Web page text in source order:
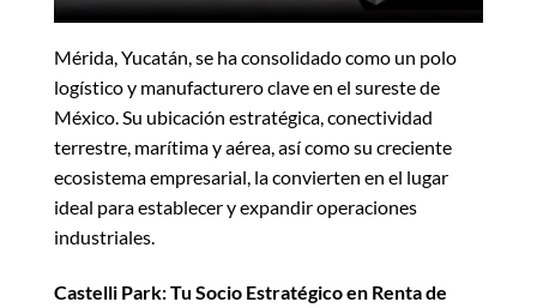
Mérida, Yucatán, se ha consolidado como un polo
logístico y manufacturero clave en el sureste de
México. Su ubicación estratégica, conectividad
terrestre, marítima y aérea, así como su creciente
ecosistema empresarial, la convierten en el lugar
ideal para establecer y expandir operaciones
industriales.
Castelli Park: Tu Socio Estratégico en Renta de